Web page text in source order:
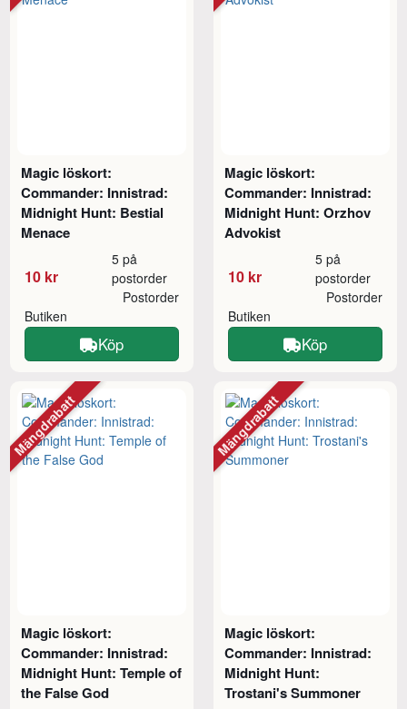
Magic löskort:
Commander: Innistrad:
Midnight Hunt: Bestial
Menace
10 kr
5 på
postorder
Butiken
Postorder
Köp
Magic löskort:
Commander: Innistrad:
Midnight Hunt: Orzhov
Advokist
10 kr
5 på
postorder
Butiken
Postorder
Köp
Magic löskort:
Commander: Innistrad:
Midnight Hunt: Temple of
the False God
Mängdrabatt
Magic löskort:
Commander: Innistrad:
Midnight Hunt:
Trostani's Summoner
Mängdrabatt